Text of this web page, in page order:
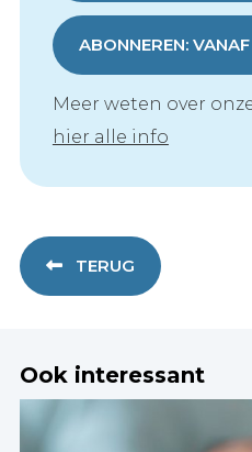
ABONNEREN:
Meer weten over
hier alle info
TERUG
Ook interessant